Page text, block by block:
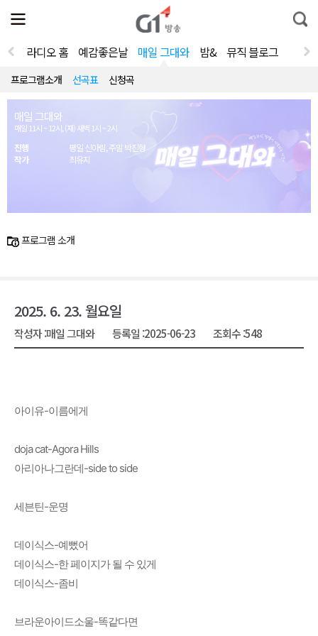
전
체
뉴
열
통
합
라디오 홈 예감좋은날 매일 그대와 밤& 뮤직 블로그
프로그램소개 선곡표 신청곡
매일 그대와
매일 11시 ~ 12시, (재) 새벽 1시 ~ 2시
진행
평일 신아림, 주말 박진형
작가
최유지
프로그램 소개
2025. 6. 23. 월요일
작성자 :매일 그대와 등록일 :2025-06-23 조회수 :548
아이유-이름에게
doja cat-Agora Hills
아리아나그란데-side to side
세븐틴-운명
데이식스-예뻤어
데이식스-한 페이지가 될 수 있게
데이식스-좀비
브라운아이드소울-똑같다면